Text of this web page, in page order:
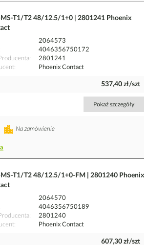
MS-T1/T2 48/12.5/1+0 | 2801241 Phoenix
2064573
4046356750172
2801241
Phoenix Contact
537,40 zł/szt
Pokaż szczegóły
Na zamówienie
MS-T1/T2 48/12.5/1+0-FM | 2801240 Phoenix
2064570
4046356750189
2801240
Phoenix Contact
607,30 zł/szt